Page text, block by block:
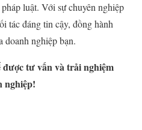
luật. Với sự chuyên nghiệp
tác đáng tin cậy, đồng hành
doanh nghiệp bạn.
được tư vấn và trải nghiệm
nghiệp!